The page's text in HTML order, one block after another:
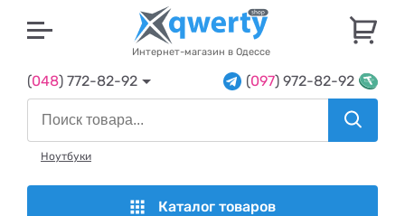
Интернет-магазин в Одессе
(048) 772-82-92 (097) 972-82-92
Ноутбуки
Каталог товаров